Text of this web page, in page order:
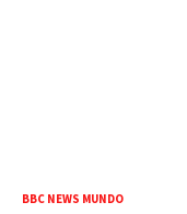
BBC NEWS MUNDO